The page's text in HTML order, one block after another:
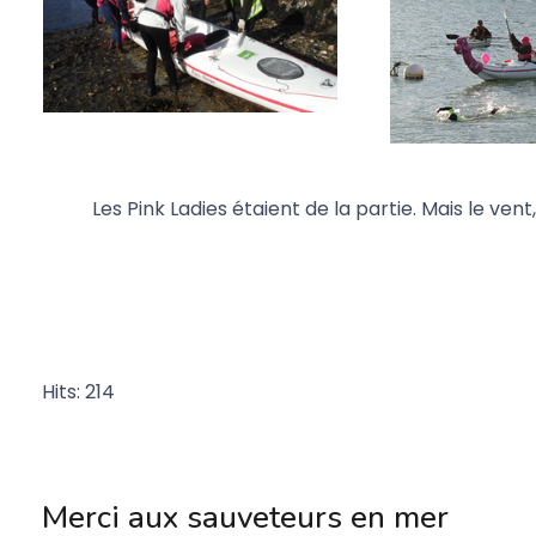
Les Pink Ladies étaient de la partie. Mais le
Hits: 214
Merci aux sauveteurs en mer